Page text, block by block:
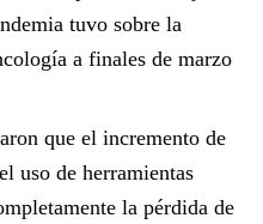
tuvo sobre la
a finales de marzo
que el incremento de
uso de herramientas
la pérdida de